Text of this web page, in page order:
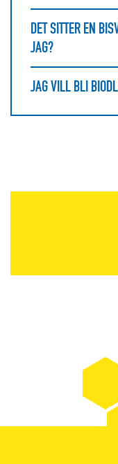
DET SITTER EN
JAG?
JAG VILL BLI